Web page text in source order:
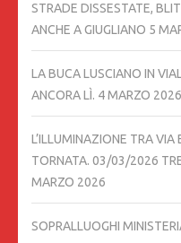
STRADE DISSESTATE,
ANCHE A GIUGLIANO 5
LA BUCA LUSCIANO IN
ANCORA LÌ. 4 MARZO 2026
L’ILLUMINAZIONE TRA VIA
TORNATA. 03/03/2026
MARZO 2026
SOPRALLUOGHI